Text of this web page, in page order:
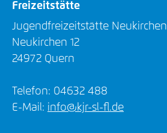
Freizeitstätte
Jugendfreizeitstätte Neukirchen
Neukirchen 12
24972 Quern
Telefon: 04632 488
E-Mail: info@kjr-sl-fl.de